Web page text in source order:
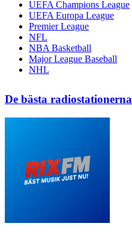
UEFA Champions League
UEFA Europa League
Premier League
NFL
NBA Basketball
Major League Baseball
NHL
De bästa radiostationerna